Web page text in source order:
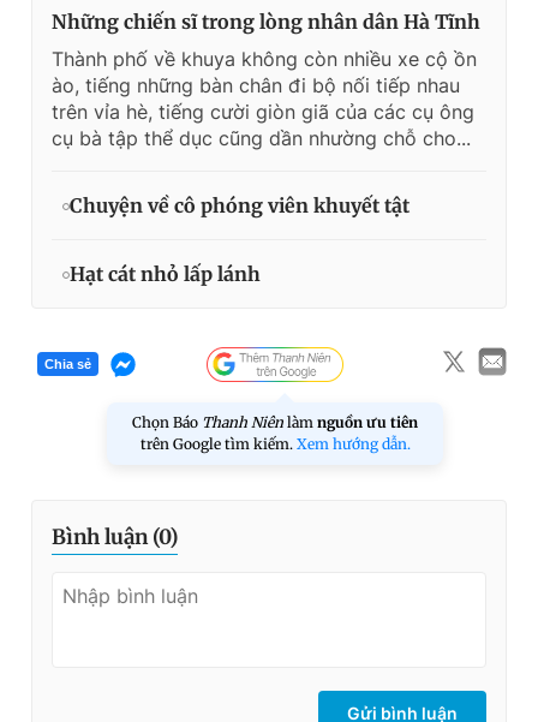
Những chiến sĩ trong lòng nhân dân Hà Tĩnh
Thành phố về khuya không còn nhiều xe cộ ồn
ào, tiếng những bàn chân đi bộ nối tiếp nhau
trên vỉa hè, tiếng cười giòn giã của các cụ ông
cụ bà tập thể dục cũng dần nhường chỗ cho...
Chuyện về cô phóng viên khuyết tật
Hạt cát nhỏ lấp lánh
Chia sẻ
Chọn Báo Thanh Niên làm nguồn ưu tiên
trên Google tìm kiếm. Xem hướng dẫn.
Bình luận (0)
Gửi bình luận